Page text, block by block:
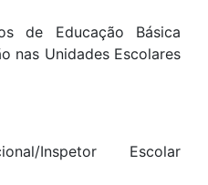
de Educação Básica
nas Unidades Escolares
Inspetor Escolar